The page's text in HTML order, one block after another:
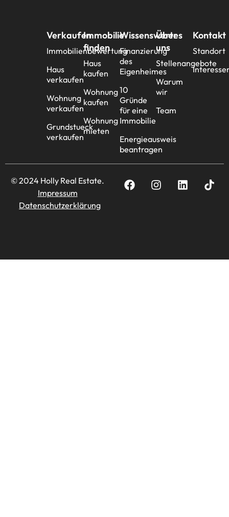
Verkaufen
Immobilienbewertung
Haus
verkaufen
Wohnung
verkaufen
Grundstueck
verkaufen
Immobilie
finden
Haus
kaufen
Wohnung
kaufen
Wohnung
mieten
Wissenswertes
Finanzierung
des
Eigenheimes
10
Gründe
für eine
Immobilie
Energieausweis
beantragen
Über
uns
Stellenangebote
Warum
wir
Team
Kontakt
Standort
© 2024 Holly Real Estate.
Impressum
Datenschutzerklärung